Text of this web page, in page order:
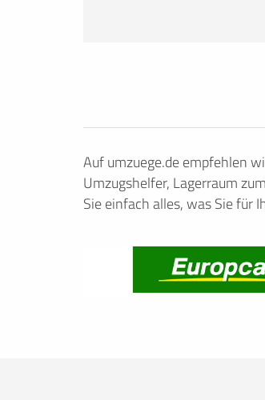
Auf umzuege.de empfehlen
Umzugshelfer, Lagerraum
Sie einfach alles, was Sie für